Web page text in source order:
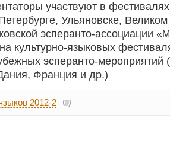
участ­ву­ют в
Улья­нов­ске,
эспе­ран­то-ассо­ци­а­ции «
куль­тур­но-язы­ко­вых
эспе­ран­то-
Фран­ция и др.)
2012-2